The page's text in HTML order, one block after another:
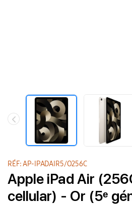
RÉF: AP-IPADAIR5/O256C
Apple iPad Air
cellular) - Or (5ᵉ